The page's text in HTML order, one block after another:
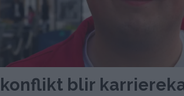
konflikt blir